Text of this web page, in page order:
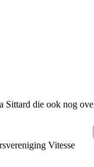
Sittard die ook nog
Vitesse